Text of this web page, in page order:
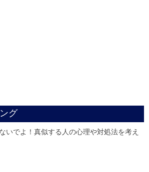
グ
いでよ！真似する人の心理や対処法を考え